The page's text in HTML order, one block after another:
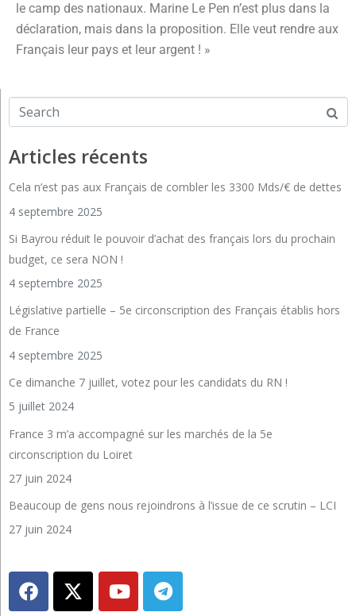
le camp des nationaux. Marine Le Pen n’est plus dans la
déclaration, mais dans la proposition. Elle veut rendre aux
Français leur pays et leur argent ! »
Articles récents
Cela n’est pas aux Français de combler les 3300 Mds/€ de dettes
4 septembre 2025
Si Bayrou réduit le pouvoir d’achat des français lors du prochain
budget, ce sera NON !
4 septembre 2025
Législative partielle – 5e circonscription des Français établis hors
de France
4 septembre 2025
Ce dimanche 7 juillet, votez pour les candidats du RN !
5 juillet 2024
France 3 m’a accompagné sur les marchés de la 5e
circonscription du Loiret
27 juin 2024
Beaucoup de gens nous rejoindrons à l’issue de ce scrutin – LCI
27 juin 2024